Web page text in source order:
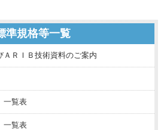
準規格等一覧
ＡＲＩＢ技術資料のご案内
一覧表
一覧表